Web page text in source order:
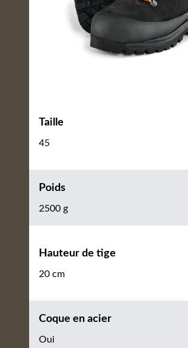
Taille
45
Poids
2500 g
Hauteur de tige
20 cm
Coque en acier
Oui